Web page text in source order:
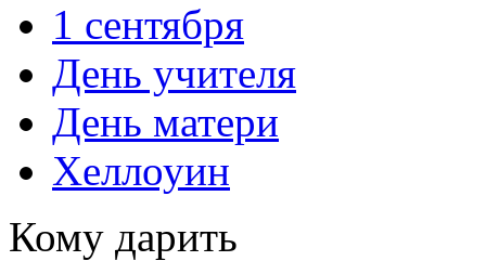
1 сентября
День учителя
День матери
Хеллоуин
Кому дарить